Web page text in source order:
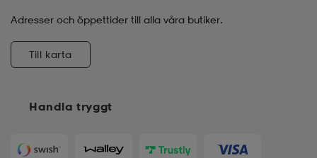
Handla tryggt
Adresser och öppettider till alla våra butiker.
Till karta